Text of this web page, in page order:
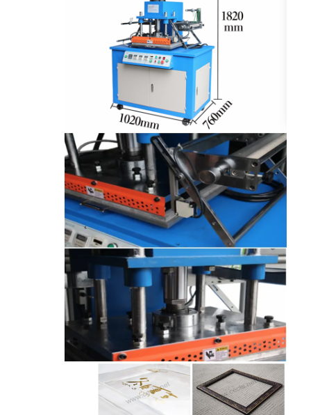
معلومات عنا
جولة في المعمل
مراقبة الجودة
اتصل بنا
حالات
آلة قطع الليزر
قطع الصلب القاعدة
يموت قطع المواد الاستهلاكية